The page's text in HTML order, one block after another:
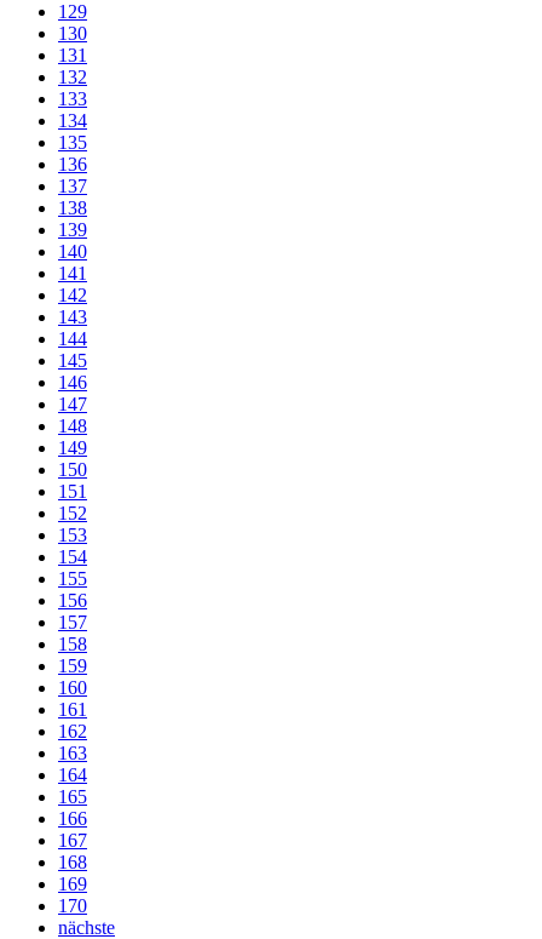
129
130
131
132
133
134
135
136
137
138
139
140
141
142
143
144
145
146
147
148
149
150
151
152
153
154
155
156
157
158
159
160
161
162
163
164
165
166
167
168
169
170
nächste